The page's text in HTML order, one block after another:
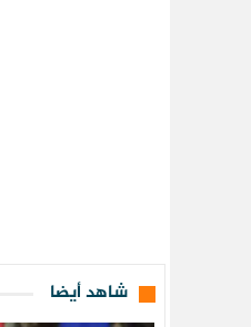
شاهد أيضا